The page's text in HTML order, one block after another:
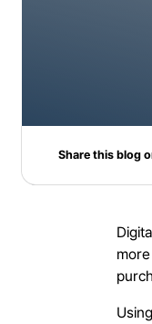
Share this blog
Using